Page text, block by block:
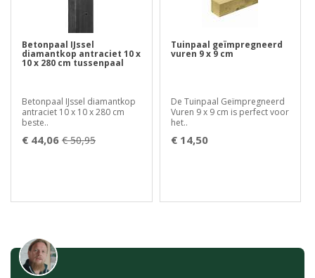
Betonpaal IJssel
diamantkop antraciet 10 x
10 x 280 cm tussenpaal
Betonpaal IJssel diamantkop
antraciet 10 x 10 x 280 cm
beste..
€ 44,06 € 50,95
Tuinpaal geïmpregneerd
vuren 9 x 9 cm
De Tuinpaal Geïmpregneerd
Vuren 9 x 9 cm is perfect voor
het..
€ 14,50